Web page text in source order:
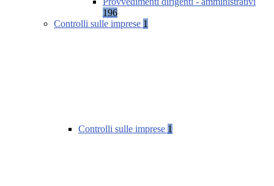
196
Controlli sulle imprese 1
Controlli sulle imprese 1